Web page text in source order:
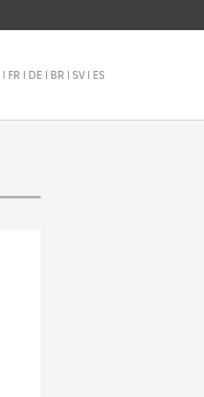
FR DE BR SV ES
Suche